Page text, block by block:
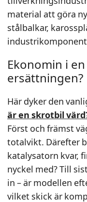
material att göra
stålbalkar,
Ekonomin i
ersättningen?
Här dyker den
är en skrotbil
Först och främst
totalvikt. Därefter
katalysatorn kvar,
nyckel med? Till
in – är modellen
vilket skick är